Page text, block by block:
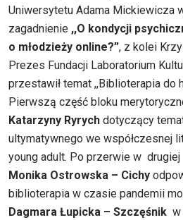
Uniwersytetu Adama Mickiewicza
zagadnienie ,,O kondycji
o młodzieży online?”, z kolei
Prezes Fundacji Laboratorium
przestawił temat ,,Biblioterapia do
Pierwszą część bloku
Katarzyny Ryrych dotyczący
ultymatywnego we współczesnej
young adult. Po przerwie w
Monika Ostrowska – Cichy
biblioterapia w czasie pandemii
Dagmara Łupicka – Szczęśnik w